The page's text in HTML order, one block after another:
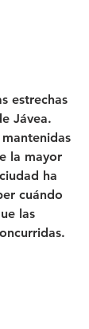
estrechas
Jávea.
la mayor
ha
cuándo
las